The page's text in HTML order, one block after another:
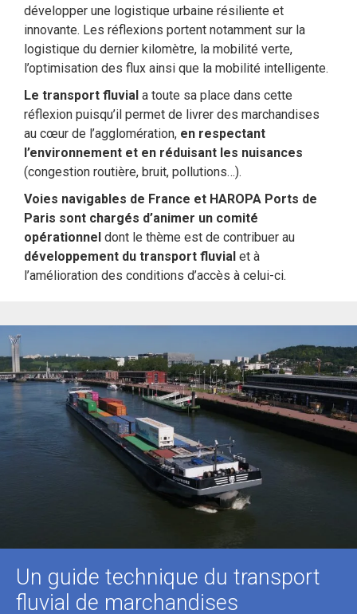
développer une logistique urbaine résiliente et
innovante. Les réflexions portent notamment sur la
logistique du dernier kilomètre, la mobilité verte,
l’optimisation des flux ainsi que la mobilité intelligente.
Le transport fluvial a toute sa place dans cette
réflexion puisqu’il permet de livrer des marchandises
au cœur de l’agglomération, en respectant
l’environnement et en réduisant les nuisances
(congestion routière, bruit, pollutions…).
Voies navigables de France et HAROPA Ports de
Paris sont chargés d’animer un comité
opérationnel dont le thème est de contribuer au
développement du transport fluvial et à
l’amélioration des conditions d’accès à celui-ci.
Un guide technique du transport
fluvial de marchandises